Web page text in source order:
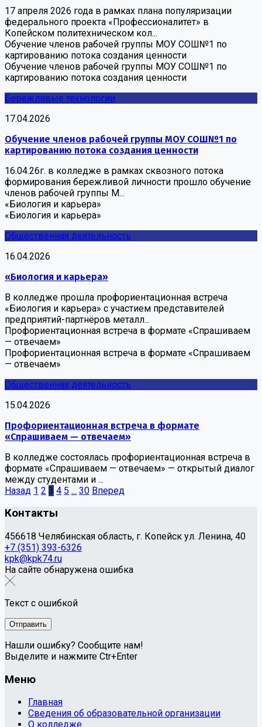
17 апреля 2026 года в рамках плана популяризации
федерального проекта «Профессионалитет» в
Копейском политехническом кол...
Обучение членов рабочей группы МОУ СОШ№1 по
картированию потока создания ценности
Обучение членов рабочей группы МОУ СОШ№1 по
картированию потока создания ценности
Бережливые технологии
17.04.2026
Обучение членов рабочей группы МОУ СОШ№1 по
картированию потока создания ценности
16.04.26г. в колледже в рамках сквозного потока
формирования бережливой личности прошло обучение
членов рабочей группы М...
«Биология и карьера»
«Биология и карьера»
Общественная деятельность
16.04.2026
«Биология и карьера»
В колледже прошла профориентационная встреча
«Биология и карьера» с участием представителей
предприятий-партнёров металл...
Профориентационная встреча в формате «Спрашиваем
— отвечаем»
Профориентационная встреча в формате «Спрашиваем
— отвечаем»
Общественная деятельность
15.04.2026
Профориентационная встреча в формате
«Спрашиваем — отвечаем»
В колледже состоялась профориентационная встреча в
формате «Спрашиваем — отвечаем» — открытый диалог
между студентами и ...
Назад 1 2 3 4 5 ... 30 Вперед
Контакты
456618 Челябинская область, г. Копейск ул. Ленина, 40
+7 (351) 393-6326
kpk@kpk74.ru
На сайте обнаружена ошибка
Текст с ошибкой
Нашли ошибку? Сообщите нам!
Выделите и нажмите Ctr+Enter
Меню
Главная
Сведения об образовательной организации
О колледже